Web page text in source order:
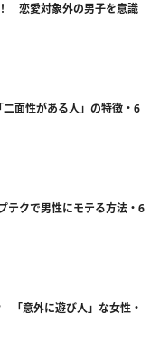
恋愛対象外の男子を意識
面性がある人」の特徴・6
クで男性にモテる方法・6
意外に遊び人」な女性・